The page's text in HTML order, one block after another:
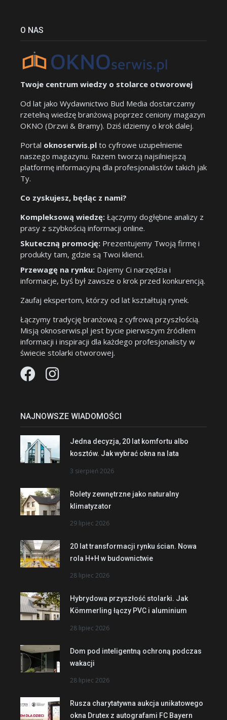
O NAS
Twoje centrum wiedzy o stolarce otworowej
Od lat jako Wydawnictwo Bud Media dostarczamy
rzetelną wiedzę branżową poprzez ceniony magazyn
OKNO (Drzwi & Bramy). Dziś idziemy o krok dalej.
Portal oknoserwis.pl to cyfrowe uzupełnienie
naszego magazynu. Razem tworzą najsilniejszą
platformę informacyjną dla profesjonalistów takich jak
Ty.
Co zyskujesz, będąc z nami?
Kompleksową wiedzę: Łączymy dogłębne analizy z
prasy z szybkością informacji online.
Skuteczną promocję: Prezentujemy Twoją firmę i
produkty tam, gdzie są Twoi klienci.
Przewagę na rynku: Dajemy Ci narzędzia i
informacje, byś był zawsze o krok przed konkurencją.
Zaufaj ekspertom, którzy od lat kształtują rynek.
Łączymy tradycję branżową z cyfrową przyszłością.
Misją oknoserwis.pl jest bycie pierwszym źródłem
informacji i inspiracji dla każdego profesjonalisty w
świecie stolarki otworowej.
NAJNOWSZE WIADOMOŚCI
Jedna decyzja, 20 lat komfortu albo
kosztów. Jak wybrać okna na lata
3 sierpień 2026
Rolety zewnętrzne jako naturalny
klimatyzator
29 lipiec 2026
20 lat transformacji rynku ścian. Nowa
rola H+H w budownictwie
28 lipiec 2026
Hybrydowa przyszłość stolarki. Jak
Kömmerling łączy PVC i aluminium
28 lipiec 2026
Dom pod inteligentną ochroną podczas
wakacji
28 lipiec 2026
Rusza charytatywna aukcja unikatowego
okna Drutex z autografami FC Bayern